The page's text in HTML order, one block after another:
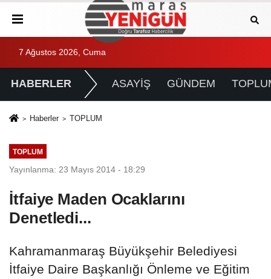
7 Ağustos 2026, Cuma
HABERLER ASAYİŞ GÜNDEM
Haberler TOPLUM
TOPLUM
Yayınlanma: 23 Mayıs 2014 - 18:29
İtfaiye Maden Ocaklarını
Denetledi...
Kahramanmaraş Büyükşehir Belediyesi
İtfaiye Daire Başkanlığı Önleme ve Eğitim